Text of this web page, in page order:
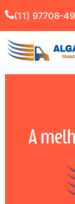
(11) 97708-